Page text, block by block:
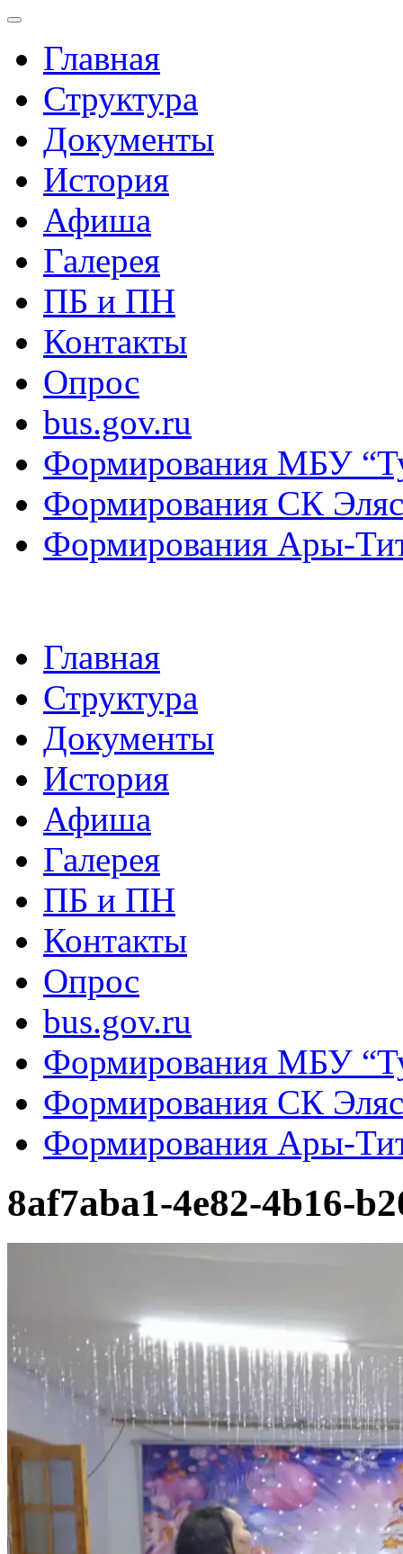
Главная
Структура
Документы
История
Афиша
Галерея
ПБ и ПН
Контакты
Опрос
bus.gov.ru
Формирования МБУ
Формирования СК
Формирования Ары-
Главная
Структура
Документы
История
Афиша
Галерея
ПБ и ПН
Контакты
Опрос
bus.gov.ru
Формирования МБУ
Формирования СК
Формирования Ары-
8af7aba1-4e82-4b16-